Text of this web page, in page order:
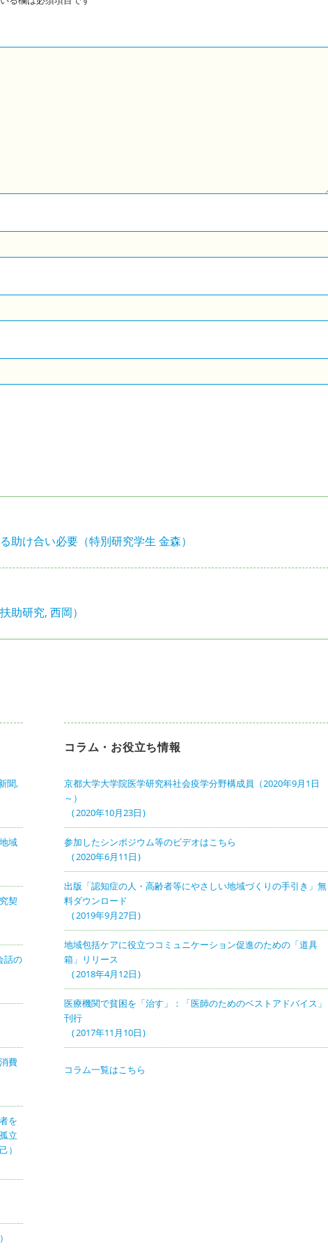
け合い必要（特別研究学生 金森）
助研究, 西岡）
聞,
域
契
話の
費
を
立
）
コラム・お役立ち情報
京都大学大学院医学研究科社会疫学分野構成員（2020年9月1日
～）
2020年10月23日
参加したシンポジウム等のビデオはこちら
2020年6月11日
出版「認知症の人・高齢者等にやさしい地域づくりの手引き」無
料ダウンロード
2019年9月27日
地域包括ケアに役立つコミュニケーション促進のための「道具
箱」リリース
2018年4月12日
医療機関で貧困を「治す」：「医師のためのベストアドバイス」
刊行
2017年11月10日
コラム一覧はこちら